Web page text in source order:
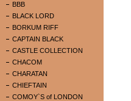
BBB
BLACK LORD
BORKUM RIFF
CAPTAIN BLACK
CASTLE COLLECTION
CHACOM
CHARATAN
CHIEFTAIN
COMOY`S of LONDON